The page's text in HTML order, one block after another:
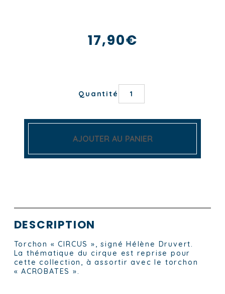
17,90€
Quantité
TORCHON
AJOUTER AU PANIER
DESCRIPTION
Torchon « CIRCUS », signé Hélène Druvert.
La thématique du cirque est reprise pour
cette collection, à assortir avec le torchon
« ACROBATES ».